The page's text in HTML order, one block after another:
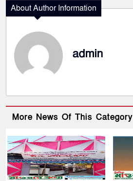
About Author Information
admin
More News Of This Category